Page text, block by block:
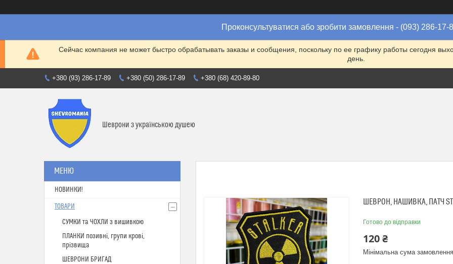
Проконсультуватися або зробити замовлення - (093) 286-17-
Сейчас компания не может быстро обрабатывать заказы и сообщения, поскольку по ее графику работы сегодня
день.
+380 (93) 286-17-89 +380 (50) 286-17-89 +380 (68) 420-89-80
Шеврони з українською душею
ШЕВРОН, НАШИВКА, ПАТЧ
Готово до відправки
120 ₴
Мінімальна сума
НОВИНКИ!
ТОВАРИ
СУМКИ та ЧОХЛИ з вишивкою
ПЛАНКИ позивні, групи крові,
прізвища
ШЕВРОНИ БРИГАД